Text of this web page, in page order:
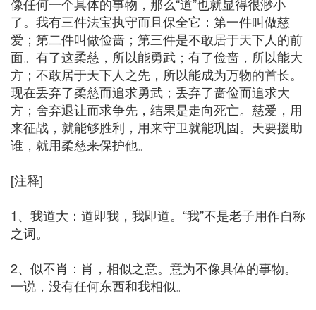
了。我有三件法宝执守而且保全它：第一件叫做慈
爱；第二件叫做俭啬；第三件是不敢居于天下人的前
面。有了这柔慈，所以能勇武；有了俭啬，所以能大
方；不敢居于天下人之先，所以能成为万物的首长。
现在丢弃了柔慈而追求勇武；丢弃了啬俭而追求大
方；舍弃退让而求争先，结果是走向死亡。慈爱，用
来征战，就能够胜利，用来守卫就能巩固。天要援助
谁，就用柔慈来保护他。
[注释]
1、我道大：道即我，我即道。“我”不是老子用作自称
之词。
2、似不肖：肖，相似之意。意为不像具体的事物。
一说，没有任何东西和我相似。